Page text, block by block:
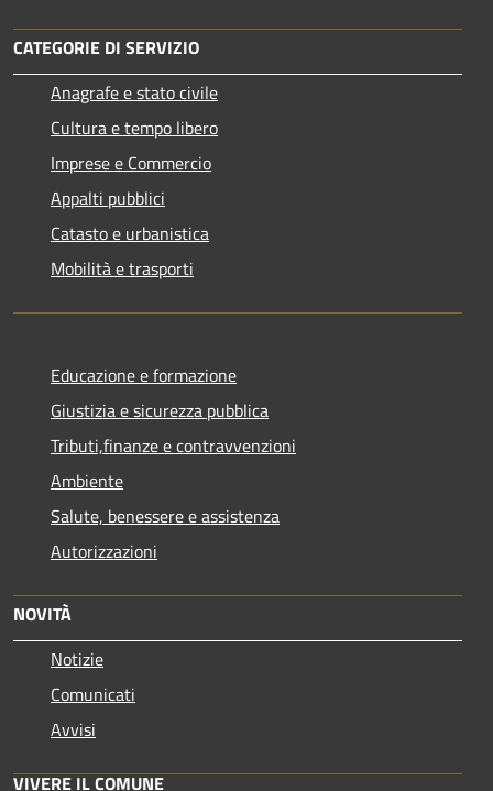
CATEGORIE DI SERVIZIO
Anagrafe e stato civile
Cultura e tempo libero
Imprese e Commercio
Appalti pubblici
Catasto e urbanistica
Mobilità e trasporti
Educazione e formazione
Giustizia e sicurezza pubblica
Tributi,finanze e contravvenzioni
Ambiente
Salute, benessere e assistenza
Autorizzazioni
NOVITÀ
Notizie
Comunicati
Avvisi
VIVERE IL COMUNE